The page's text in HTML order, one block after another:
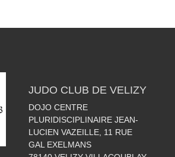
JUDO CLUB DE VELIZY
DOJO CENTRE
PLURIDISCIPLINAIRE JEAN-
LUCIEN VAZEILLE, 11 RUE
GAL EXELMANS